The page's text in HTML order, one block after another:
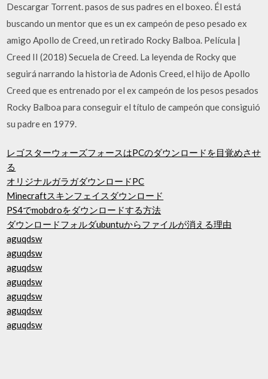
Descargar Torrent. pasos de sus padres en el boxeo. Él está
buscando un mentor que es un ex campeón de peso pesado ex
amigo Apollo de Creed, un retirado Rocky Balboa. Película |
Creed II (2018) Secuela de Creed. La leyenda de Rocky que
seguirá narrando la historia de Adonis Creed, el hijo de Apollo
Creed que es entrenado por el ex campeón de los pesos pesados
Rocky Balboa para conseguir el título de campeón que consiguió
su padre en 1979.
レゴスターウォーズフォースはPCのダウンロードを目覚めさせ
る
オリジナルガラガダウンロードPC
Minecraftスキンフェイスダウンロード
PS4でmobdroをダウンロードする方法
ダウンロードフォルダubuntuからファイルが消える理由
aguqdsw
aguqdsw
aguqdsw
aguqdsw
aguqdsw
aguqdsw
aguqdsw